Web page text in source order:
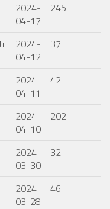
2024-
04-17
245
2024-
04-12
37
2024-
04-11
42
2024-
04-10
202
2024-
03-30
32
2024-
03-28
46